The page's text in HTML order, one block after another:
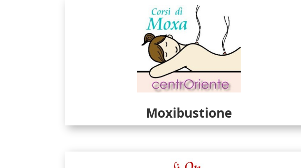
Moxibustione